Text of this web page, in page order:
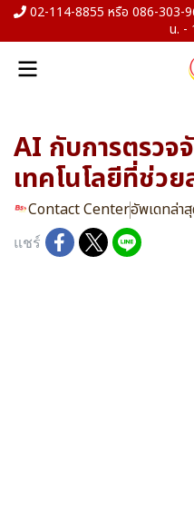
02-114-8855 หรือ 086-303-
น. -
AI กับการตรวจ
เทคโนโลยีที่ช่ว
Contact Centerอัพเดทล่า
แชร์